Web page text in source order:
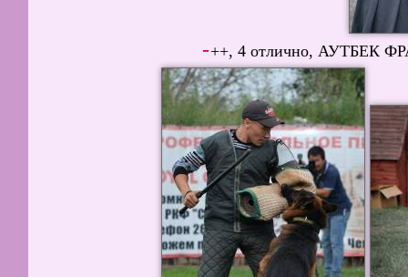
-++, 4 отлично, АУТБЕК